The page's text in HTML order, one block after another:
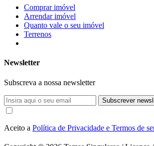
Comprar imóvel
Arrendar imóvel
Quanto vale o seu imóvel
Terrenos
Newsletter
Subscreva a nossa newsletter
Subscrever
Aceito a Política de Privacidade e Termos de